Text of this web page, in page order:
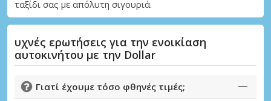
ταξίδι σας με απόλυτη σιγουριά.
υχνές ερωτήσεις για την ενοικίαση
αυτοκινήτου με την Dollar
Γιατί έχουμε τόσο φθηνές τιμές;